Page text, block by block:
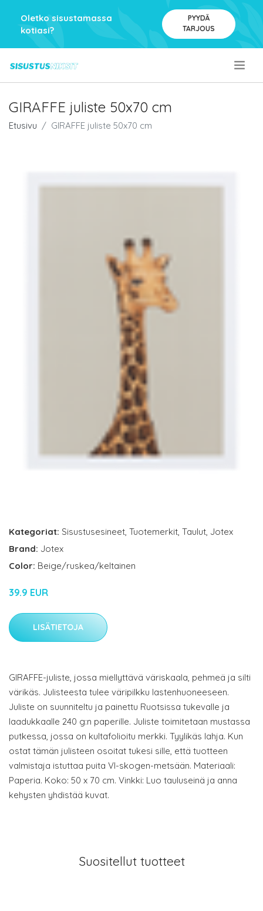
Oletko sisustamassa
kotiasi?
PYYDÄ
TARJOUS
GIRAFFE juliste 50x70 cm
Etusivu GIRAFFE juliste 50x70 cm
Kategoriat: Sisustusesineet, Tuotemerkit, Taulut, Jotex
Brand: Jotex
Color: Beige/ruskea/keltainen
39.9 EUR
LISÄTIETOJA
GIRAFFE-juliste, jossa miellyttävä väriskaala, pehmeä ja silti
värikäs. Julisteesta tulee väripilkku lastenhuoneeseen.
Juliste on suunniteltu ja painettu Ruotsissa tukevalle ja
laadukkaalle 240 g:n paperille. Juliste toimitetaan mustassa
putkessa, jossa on kultafolioitu merkki. Tyylikäs lahja. Kun
ostat tämän julisteen osoitat tukesi sille, että tuotteen
valmistaja istuttaa puita VI-skogen-metsään. Materiaali:
Paperia. Koko: 50 x 70 cm. Vinkki: Luo tauluseinä ja anna
kehysten yhdistää kuvat.
Suositellut tuotteet